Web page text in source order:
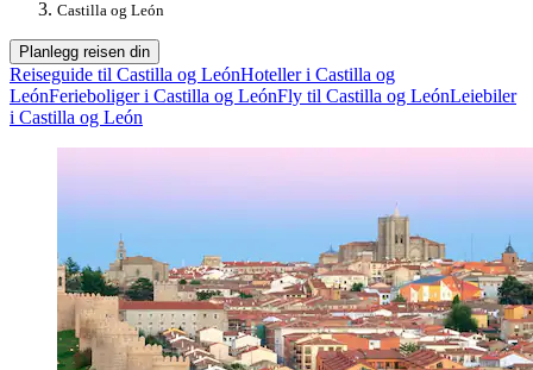
Castilla og León
Planlegg reisen din
Reiseguide til Castilla og LeónHoteller i Castilla og
LeónFerieboliger i Castilla og LeónFly til Castilla og LeónLeiebiler
i Castilla og León